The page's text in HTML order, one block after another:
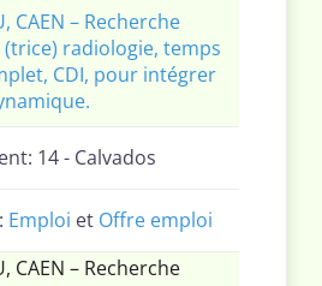
CAEN – Recherche
radiologie, temps
CDI, pour intégrer
14 - Calvados
Emploi et Offre emploi
CAEN – Recherche